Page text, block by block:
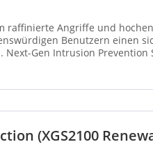
raffinierte Angriffe und
Benutzern einen
Gen Intrusion Prevention
(XGS2100